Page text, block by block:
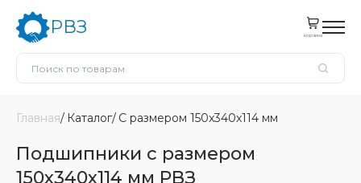
РВЗ корзина
Главная Каталог С размером 150x340x114 мм
Подшипники с размером
150x340x114 мм РВЗ